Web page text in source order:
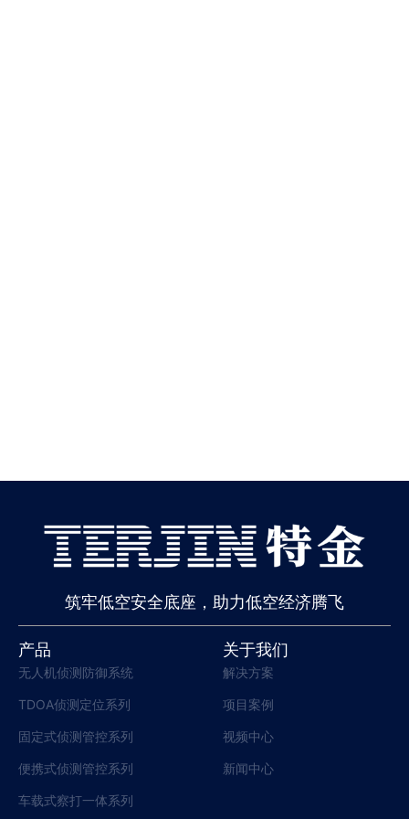
筑牢低空安全底座，助力低空经济腾飞
产品
无人机侦测防御系统
TDOA侦测定位系列
固定式侦测管控系列
便携式侦测管控系列
车载式察打一体系列
关于我们
解决方案
项目案例
视频中心
新闻中心